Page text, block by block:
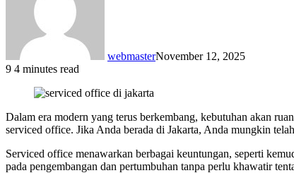
webmasterNovember 12, 2025
9 4 minutes read
Dalam era modern yang terus berkembang, kebutuhan akan
serviced office. Jika Anda berada di Jakarta, Anda mungkin
Serviced office menawarkan berbagai keuntungan, seperti
pada pengembangan dan pertumbuhan tanpa perlu khawatir